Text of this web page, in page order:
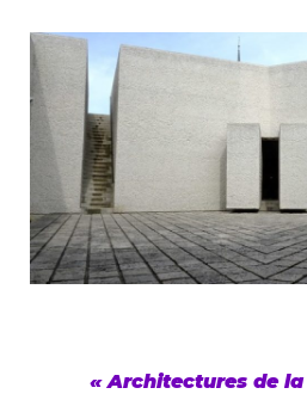
« Architectures de